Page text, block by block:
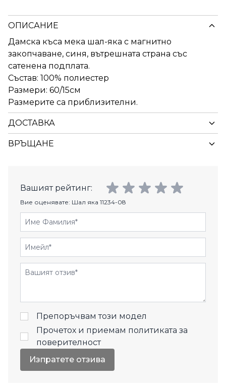
ОПИСАНИЕ
Дамска къса мека шал-яка с магнитно
закопчаване, синя, вътрешната страна със
сатенена подплата.
Състав: 100% полиестер
Размери: 60/15см
Размерите са приблизителни.
ДОСТАВКА
ВРЪЩАНЕ
Вашият рейтинг:
Вие оценявате: Шал яка 11234-08
Име Фамилия
Имейл
Отзиви
Препоръчвам този модел
Прочетох и приемам политиката за
поверителност
Изпратете отзива